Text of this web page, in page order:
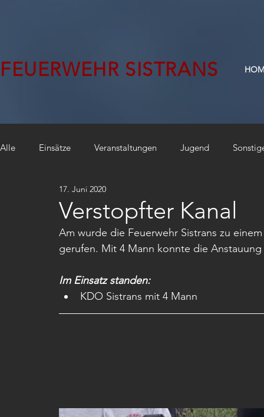
FEUERWEHR SISTRANS
Alle Einsätze Veranstaltungen Jugend
Verstopfter Kanal
17. Juni 2020
Am wurde die Feuerwehr Sistrans zu
gerufen. Mit 4 Mann konnte die
Im Einsatz standen:
KDO Sistrans mit 4 Mann